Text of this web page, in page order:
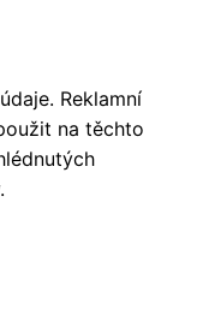
Reklamní
na těchto